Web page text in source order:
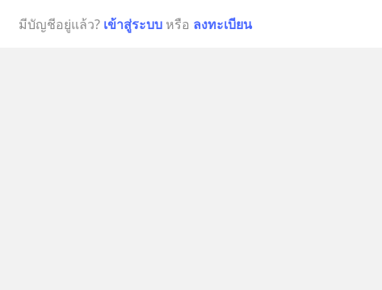
มีบัญชีอยู่แล้ว? เข้าสู่ระบบ หรือ ลงทะเบียน